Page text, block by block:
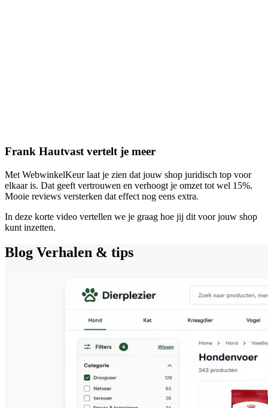
Frank Hautvast vertelt je meer
Met WebwinkelKeur laat je zien dat jouw shop juridisch top voor
elkaar is. Dat geeft vertrouwen en verhoogt je omzet tot wel 15%.
Mooie reviews versterken dat effect nog eens extra.
In deze korte video vertellen we je graag hoe jij dit voor jouw shop
kunt inzetten.
Blog Verhalen & tips